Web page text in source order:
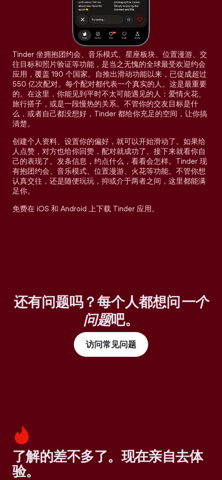
Tinder 坐拥抱团约会、音乐模式、星座板块、位置漫游、交
往目标和照片验证等功能，是当之无愧的全球最受欢迎约会
应用，覆盖 190 个国家。自推出滑动功能以来，已促成超过
550 亿次配对。每个配对都代表一个真实的人。这是最重要
的。在这里，你能见到平时不太可能遇见的人：爱情火花、
旅行搭子，或是一段慢热的关系。不管你的交友目标是什
么，或者自己都没想好，Tinder 都给你充足的空间，让你搞
清楚。
创建个人资料、设置你的偏好，就可以开始滑动了。如果给
人点赞，对方也给你回赞，配对就成功了。接下来就看你自
己的表现了。发条信息，约点什么，看看会怎样。Tinder 现
有抱团约会、音乐模式、位置漫游、火花等功能。不管你想
认真交往，还是随便玩玩，抑或介于两者之间，这里都能满
足你。
免费在 iOS 和 Android 上下载 Tinder 应用。
还有问题吗？每个人都想问一个
问题吧。
访问常见问题
了解的差不多了。现在亲自去体
验。